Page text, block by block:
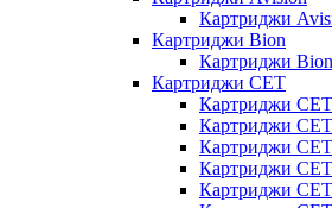
Картриджи
Картриджи Bion
Картриджи
Картриджи CET
Картриджи
Картриджи
Картриджи
Картриджи
Картриджи